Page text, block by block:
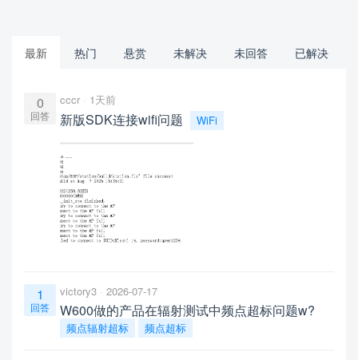
最新 热门 悬赏 未解决 未回答 已解决
0
回答
cccr 1天前
新版SDK连接wifi问题 WiFi
1
回答
victory3 2026-07-17
W600做的产品在辐射测试中频点超标问题w?
频点辐射超标 频点超标